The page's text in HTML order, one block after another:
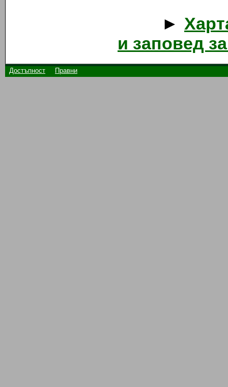
►
и заповед
Достъпност Правни